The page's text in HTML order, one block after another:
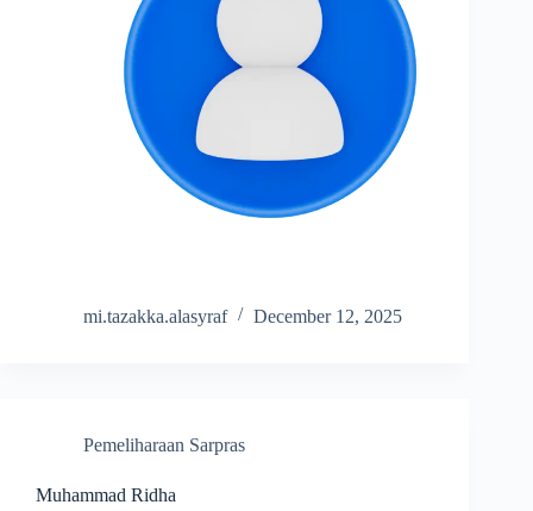
mi.tazakka.alasyraf December 12, 2025
Pemeliharaan Sarpras
Muhammad Ridha